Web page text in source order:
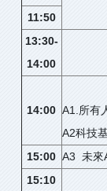
11:50
13:30-
14:00
14:00 A1.所有
A2科技
15:00 A3 未來
15:10